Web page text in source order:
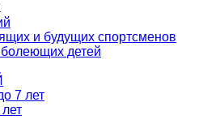
и будущих спортсменов
детей
7 лет